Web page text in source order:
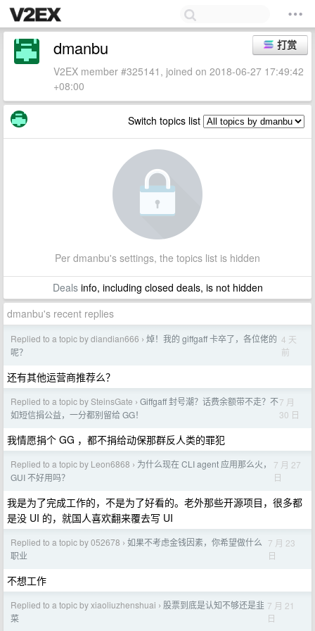
打赏
dmanbu
V2EX member #325141, joined on 2018-06-27 17:49:42
+08:00
Switch topics list
Per dmanbu's settings, the topics list is hidden
Dealsinfo, including closed deals, is not hidden
dmanbu's recent replies
Replied to a topic by diandian666 › 焯！我的 giffgaff 卡卒了，各位佬的
呢？
4 天
前
还有其他运营商推荐么？
Replied to a topic by SteinsGate › Giffgaff 封号潮？话费余额带不走？不
如短信捐公益，一分都别留给 GG！
7 月
30 日
我情愿捐个 GG ，都不捐给动保那群反人类的罪犯
Replied to a topic by Leon6868 › 为什么现在 CLI agent 应用那么火，
GUI 不好用吗？
7 月 27
日
我是为了完成工作的，不是为了好看的。老外那些开源项目，很多都
是没 UI 的，就国人喜欢翻来覆去写 UI
Replied to a topic by 052678 › 如果不考虑金钱因素，你希望做什么
职业
7 月 23
日
不想工作
Replied to a topic by xiaoliuzhenshuai › 股票到底是认知不够还是韭
菜
7 月 21
日